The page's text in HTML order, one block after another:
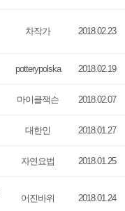
차작가 2018.02.23
potterypolska 2018.02.19
마이클잭슨 2018.02.07
대한인 2018.01.27
자연요법 2018.01.25
어진바위 2018.01.24